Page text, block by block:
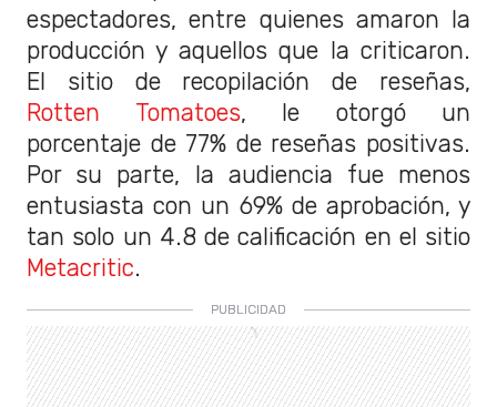
espectadores, entre quienes amaron la
producción y aquellos que la criticaron.
El sitio de recopilación de reseñas,
Rotten Tomatoes, le otorgó un
porcentaje de 77% de reseñas positivas.
Por su parte, la audiencia fue menos
entusiasta con un 69% de aprobación, y
tan solo un 4.8 de calificación en el sitio
Metacritic.